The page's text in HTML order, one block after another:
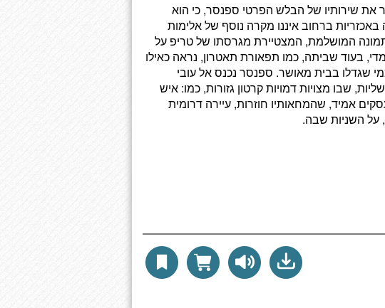
את שירותיו של הבלש הפרטי ספנסר, כי הוא
ברחוב איננו מקרה נוסף של אלימות
המושלמת, המצטיירת מגרסתו של טריפ על
בעוד שביתה, כמו תפאורת תאטרון, נראה כאילו
שגדלו בבית מאושר. ספנסר נכנס אל עובי
שבו מצויות דמויות קרטון גזורות, כמו: איש
אמיד, שהמחאותיו חוזרות, עיירה דרומית
על השניות שבה.